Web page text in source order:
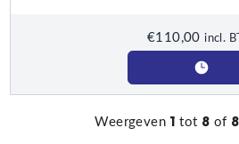
€110,00 incl.
Weergeven 1 tot 8 of 8